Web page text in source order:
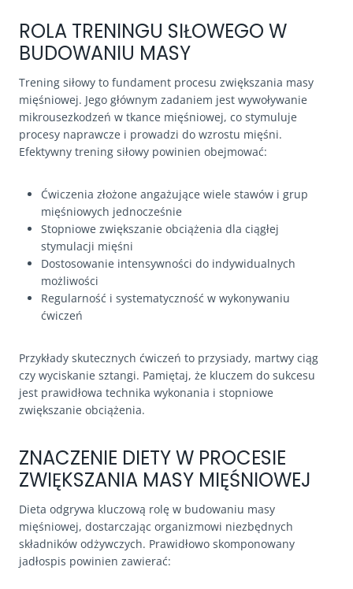
ROLA TRENINGU SIŁOWEGO W
BUDOWANIU MASY
Trening siłowy to fundament procesu zwiększania masy
mięśniowej. Jego głównym zadaniem jest wywoływanie
mikrousezkodzeń w tkance mięśniowej, co stymuluje
procesy naprawcze i prowadzi do wzrostu mięśni.
Efektywny trening siłowy powinien obejmować:
Ćwiczenia złożone angażujące wiele stawów i grup
mięśniowych jednocześnie
Stopniowe zwiększanie obciążenia dla ciągłej
stymulacji mięśni
Dostosowanie intensywności do indywidualnych
możliwości
Regularność i systematyczność w wykonywaniu
ćwiczeń
Przykłady skutecznych ćwiczeń to przysiady, martwy ciąg
czy wyciskanie sztangi. Pamiętaj, że kluczem do sukcesu
jest prawidłowa technika wykonania i stopniowe
zwiększanie obciążenia.
ZNACZENIE DIETY W PROCESIE
ZWIĘKSZANIA MASY MIĘŚNIOWEJ
Dieta odgrywa kluczową rolę w budowaniu masy
mięśniowej, dostarczając organizmowi niezbędnych
składników odżywczych. Prawidłowo skomponowany
jadłospis powinien zawierać: